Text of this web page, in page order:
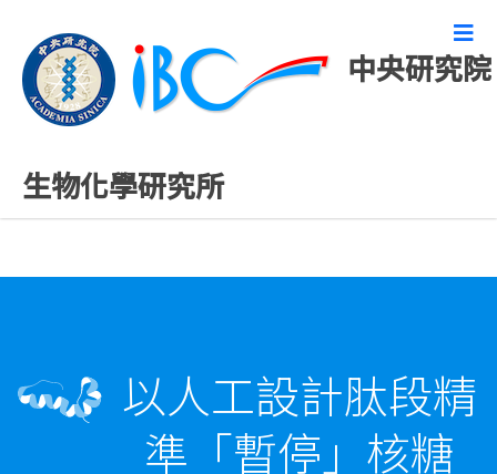
中央研究院
生物化學研究所
精彩研究成果
以人工設計肽段精
準「暫停」核糖